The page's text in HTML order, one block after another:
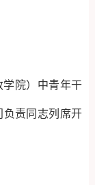
院）中青年干
责同志列席开